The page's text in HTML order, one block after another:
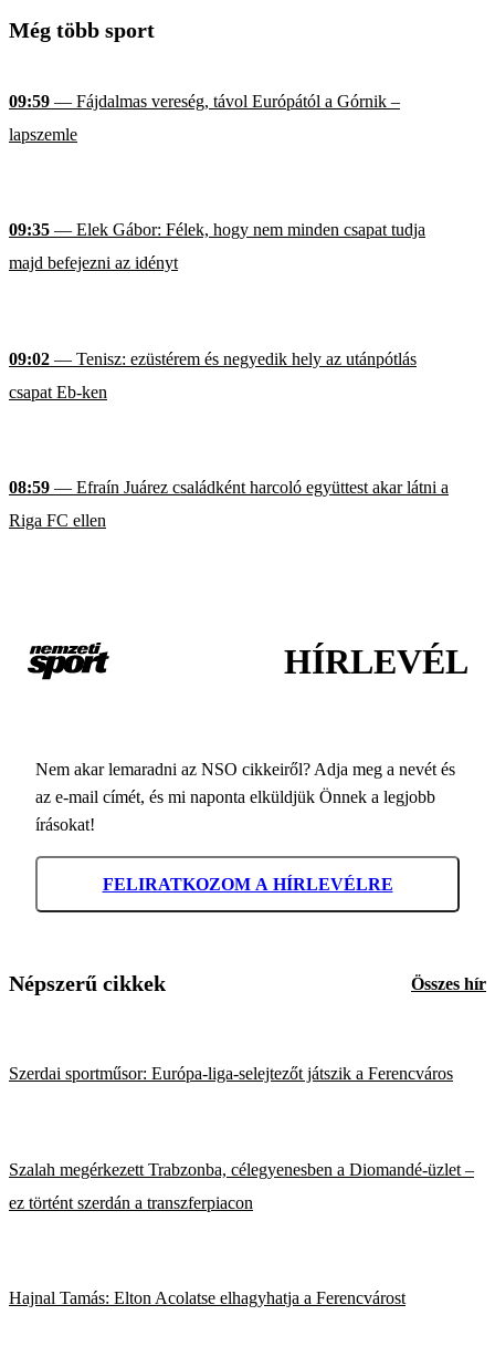
Még több sport
09:59 — Fájdalmas vereség, távol Európától a Górnik –
lapszemle
09:35 — Elek Gábor: Félek, hogy nem minden csapat tudja
majd befejezni az idényt
09:02 — Tenisz: ezüstérem és negyedik hely az utánpótlás
csapat Eb-ken
08:59 — Efraín Juárez családként harcoló együttest akar látni a
Riga FC ellen
HÍRLEVÉL
Nem akar lemaradni az NSO cikkeiről? Adja meg a nevét és
az e-mail címét, és mi naponta elküldjük Önnek a legjobb
írásokat!
FELIRATKOZOM A HÍRLEVÉLRE
Népszerű cikkek Összes hír
Szerdai sportműsor: Európa-liga-selejtezőt játszik a Ferencváros
Szalah megérkezett Trabzonba, célegyenesben a Diomandé-üzlet –
ez történt szerdán a transzferpiacon
Hajnal Tamás: Elton Acolatse elhagyhatja a Ferencvárost